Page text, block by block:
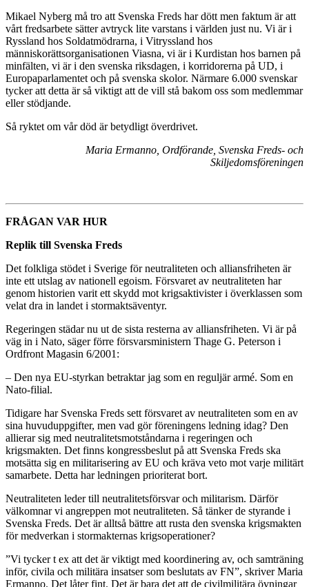
Mikael Nyberg må tro att Svenska Freds har dött men faktum är att
vårt fredsarbete sätter avtryck lite varstans i världen just nu. Vi är i
Ryssland hos Soldatmödrarna, i Vitryssland hos
människorättsorganisationen Viasna, vi är i Kurdistan hos barnen på
minfälten, vi är i den svenska riksdagen, i korridorerna på UD, i
Europaparlamentet och på svenska skolor. Närmare 6.000 svenskar
tycker att detta är så viktigt att de vill stå bakom oss som medlemmar
eller stödjande.
Så ryktet om vår död är betydligt överdrivet.
Maria Ermanno, Ordförande, Svenska Freds- och
Skiljedomsföreningen
FRÅGAN VAR HUR
Replik till Svenska Freds
Det folkliga stödet i Sverige för neutraliteten och alliansfriheten är
inte ett utslag av nationell egoism. Försvaret av neutraliteten har
genom historien varit ett skydd mot krigsaktivister i överklassen som
velat dra in landet i stormaktsäventyr.
Regeringen städar nu ut de sista resterna av alliansfriheten. Vi är på
väg in i Nato, säger förre försvarsministern Thage G. Peterson i
Ordfront Magasin 6/2001:
– Den nya EU-styrkan betraktar jag som en reguljär armé. Som en
Nato-filial.
Tidigare har Svenska Freds sett försvaret av neutraliteten som en av
sina huvuduppgifter, men vad gör föreningens ledning idag? Den
allierar sig med neutralitetsmotståndarna i regeringen och
krigsmakten. Det finns kongressbeslut på att Svenska Freds ska
motsätta sig en militarisering av EU och kräva veto mot varje militärt
samarbete. Detta har ledningen prioriterat bort.
Neutraliteten leder till neutralitetsförsvar och militarism. Därför
välkomnar vi angreppen mot neutraliteten. Så tänker de styrande i
Svenska Freds. Det är alltså bättre att rusta den svenska krigsmakten
för medverkan i stormakternas krigsoperationer?
”Vi tycker t ex att det är viktigt med koordinering av, och samträning
inför, civila och militära insatser som beslutats av FN”, skriver Maria
Ermanno. Det låter fint. Det är bara det att de civilmilitära övningar